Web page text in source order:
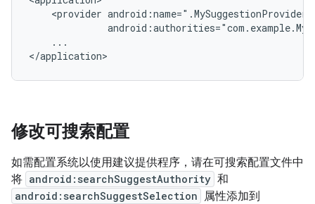
<provider
...
</application>
修改可搜索配置
如需配置系统以使用建议提供程序，请在可搜索配置文件中
将 android:searchSuggestAuthority 和
android:searchSuggestSelection 属性添加到